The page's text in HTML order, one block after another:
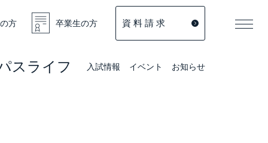
方 卒業生の方 資 料 請 求
スライフ 入試情報 イベント お知らせ